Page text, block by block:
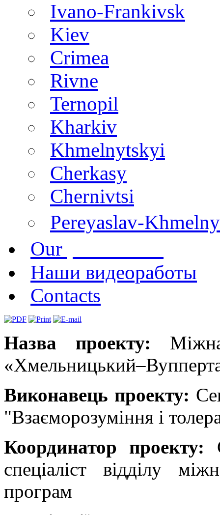
Ivano-Frankivsk
Kiev
Crimea
Rivne
Ternopil
Kharkiv
Khmelnytskyi
Cherkasy
Chernivtsi
Pereyaslav-
Our
Наши видеоработы
Contacts
Назва проекту:
Виконавець проекту:
"Взаєморозуміння і
Координатор проекту:
спеціаліст відділу
програм